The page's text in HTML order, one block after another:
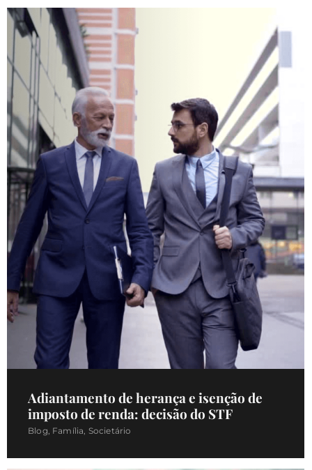
Adiantamento de herança e isenção de
imposto de renda: decisão do STF
Blog, Família, Societário